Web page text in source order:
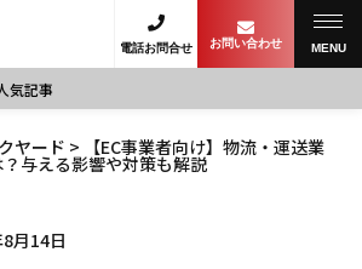
電話お問合せ お問い合わせ MENU
気記事
ヤード > 【EC事業者向け】物流・運送業
与える影響や対策も解説
月14日